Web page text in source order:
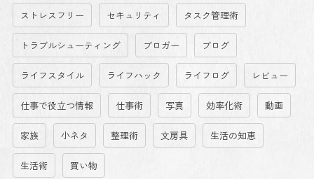
ストレスフリー セキュリティ タスク管理術
トラブルシューティング ブロガー ブログ
ライフスタイル ライフハック ライフログ レビュー
仕事で役立つ情報 仕事術 写真 効率化術 動画
家族 小ネタ 整理術 文房具 生活の知恵
生活術 買い物